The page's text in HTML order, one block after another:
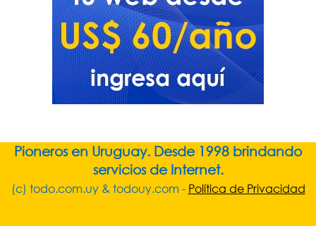
Pioneros en Uruguay. Desde 1998 brindando
servicios de Internet.
(c) todo.com.uy & todouy.com - Política de Privacidad